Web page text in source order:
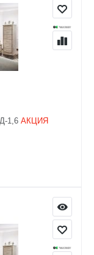
1,6 АКЦИЯ